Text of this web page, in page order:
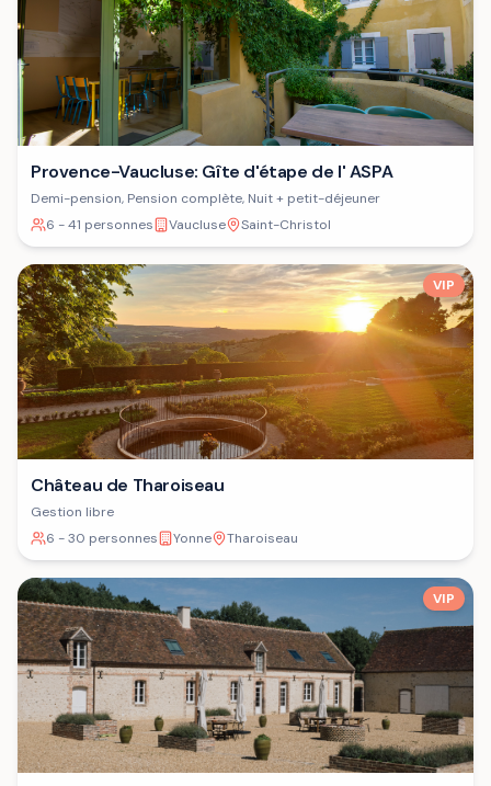
Provence-Vaucluse: Gîte d'étape de l' ASPA
Demi-pension, Pension complète, Nuit + petit-déjeuner
6 - 41 personnes
Vaucluse Saint-Christol
VIP
Château de Tharoiseau
Gestion libre
6 - 30 personnes
Yonne Tharoiseau
VIP